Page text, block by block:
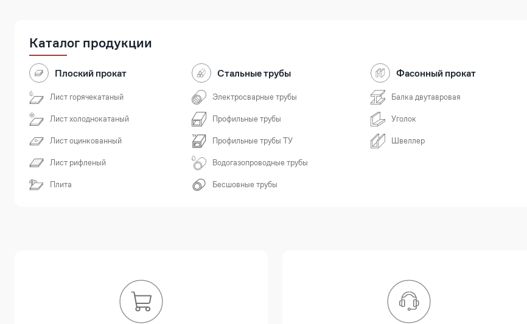
Каталог продукции
Плоский прокат
Лист горячекатаный
Лист холоднокатаный
Лист оцинкованный
Лист рифленый
Плита
Стальные трубы
Электросварные трубы
Профильные трубы
Профильные трубы ТУ
Водогазопроводные трубы
Бесшовные трубы
Фасонный прокат
Балка двутавровая
Уголок
Швеллер